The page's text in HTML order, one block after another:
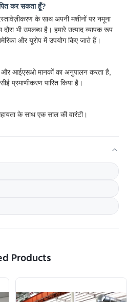
कर सकता हूँ?
के साथ अपनी मशीनों पर नमूना
भी उपलब्ध है। हमारे उत्पाद व्यापक रूप
और यूरोप में उपयोग किए जाते हैं।
और आईएसओ मानकों का अनुपालन करता है,
प्रमाणीकरण पारित किया है।
के साथ एक साल की वारंटी।
Products